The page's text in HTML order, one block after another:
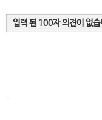
입력 된 100자 의견이 없